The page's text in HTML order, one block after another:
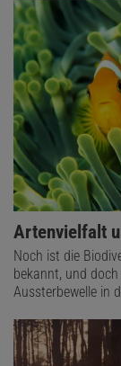
Artenvielfalt
Noch ist die
bekannt, und
Aussterbewelle in